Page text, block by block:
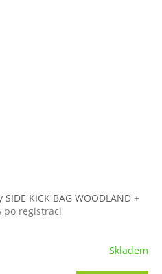
KICK BAG WOODLAND +
po registraci
Skladem